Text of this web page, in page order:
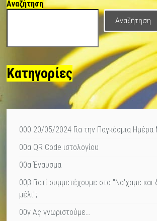
Αναζήτηση
Αναζήτηση
Κατηγορίες
000 20/05/2024 Για την Παγκόσμια Ημέρα
00α QR Code ιστολογίου
00α Έναυσμα
00β Γιατί συμμετέχουμε στο "Να'χαμε και
μέλι";
00γ Ας γνωριστούμε…